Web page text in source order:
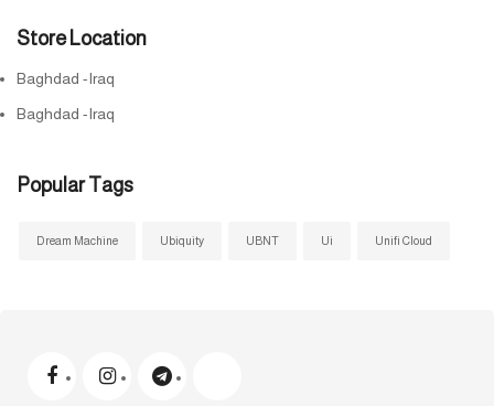
Store Location
Baghdad -Iraq
Baghdad -Iraq
Popular Tags
Dream Machine Ubiquity UBNT Ui Unifi Cloud